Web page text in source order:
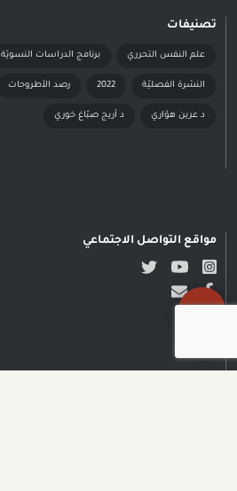
تصنيفات
علم النفس التحرري برنامج الدراسات النسويّة
النشرة الفصليّة 2022 رصد الأطروحات
د عرين هوّاري د أريج صبّاغ خوري
مواقع التواصل الاجتماعي